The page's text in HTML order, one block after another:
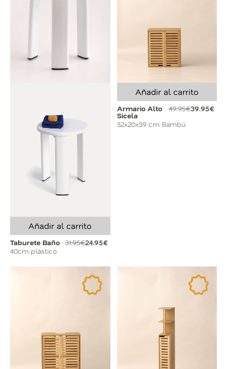
Añadir al carrito
Taburete Baño 31.95€24.95€
40cm plástico
Añadir al carrito
Armario Alto
Sicela
49.95€39.95€
52x20x59 cm Bambú